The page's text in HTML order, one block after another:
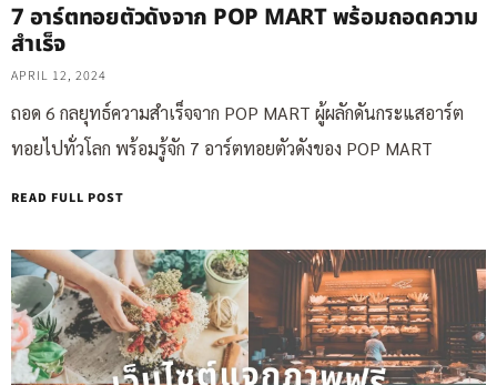
7 อาร์ตทอยตัวดังจาก POP MART พร้อมถอดความ
สำเร็จ
APRIL 12, 2024
ถอด 6 กลยุทธ์ความสำเร็จจาก POP MART ผู้ผลักดันกระแสอาร์ต
ทอยไปทั่วโลก พร้อมรู้จัก 7 อาร์ตทอยตัวดังของ POP MART
READ FULL POST